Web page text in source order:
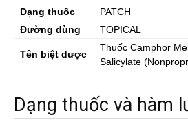
Dạng thuốc
PATCH
Đường dùng
TOPICAL
Tên biệt dược
Thuốc Camphor
Salicylate
Dạng thuốc và hàm